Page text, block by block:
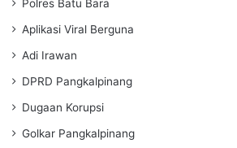
Polres Batu Bara
Aplikasi Viral Berguna
Adi Irawan
DPRD Pangkalpinang
Dugaan Korupsi
Golkar Pangkalpinang